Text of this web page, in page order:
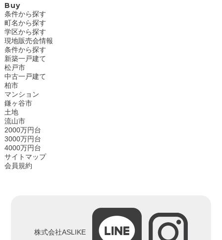
Buy
条件から探す
町名から探す
学区から探す
現地販売会情報
条件から探す
新築一戸建て
松戸市
中古一戸建て
柏市
マンション
鎌ヶ谷市
土地
流山市
2000万円台
3000万円台
4000万円台
サイトマップ
会員規約
株式会社ASLIKE